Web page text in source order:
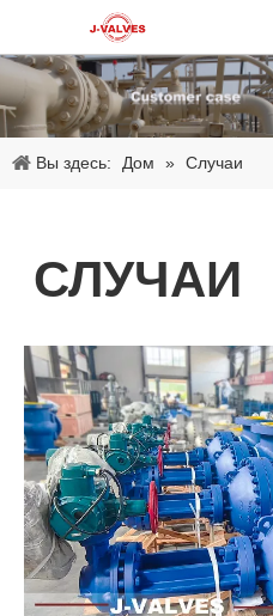
Вы здесь: Дом » Случаи
СЛУЧАИ